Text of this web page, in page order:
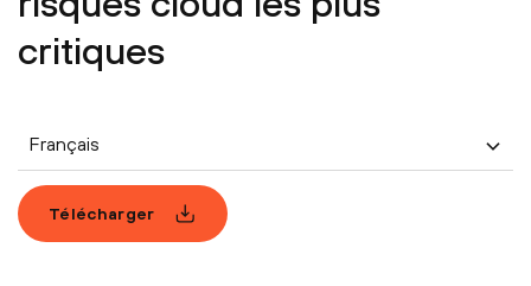
critiques
Français
Télécharger